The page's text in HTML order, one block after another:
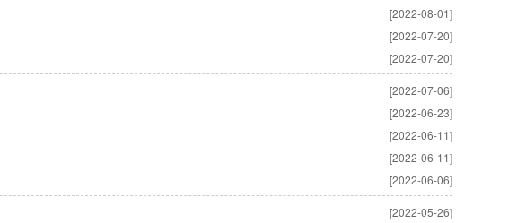
[2022-08-01]
[2022-07-20]
[2022-07-20]
[2022-07-06]
[2022-06-23]
[2022-06-11]
[2022-06-11]
[2022-06-06]
[2022-05-26]